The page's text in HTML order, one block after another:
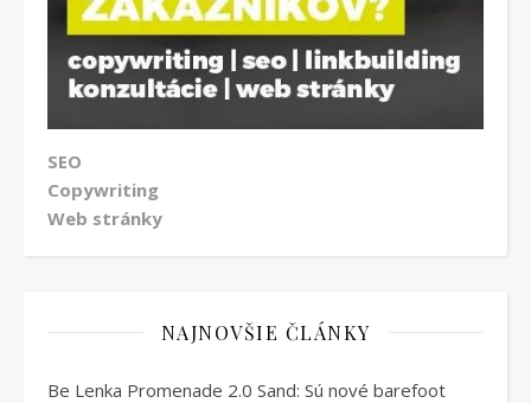
SEO
Copywriting
Web stránky
NAJNOVŠIE ČLÁNKY
Be Lenka Promenade 2.0 Sand: Sú nové barefoot